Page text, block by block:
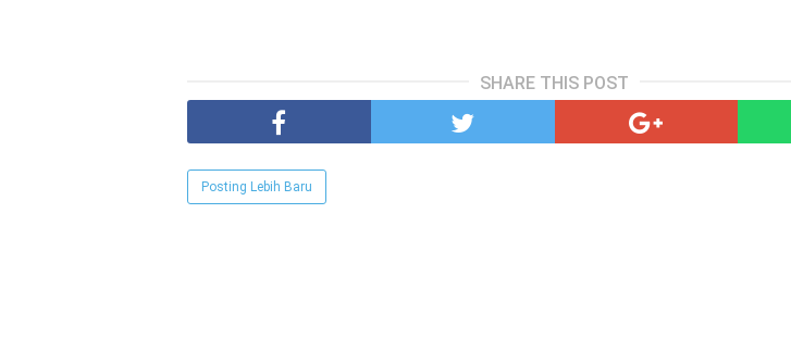
SHARE THIS POST
Posting Lebih Baru